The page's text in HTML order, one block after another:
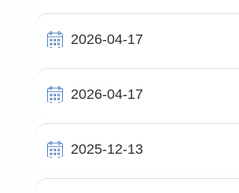
2026-04-17
2026-04-17
2025-12-13